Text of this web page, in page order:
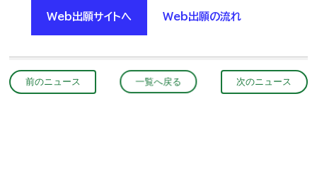
Web出願サイトへ Web出願の流れ
前のニュース 一覧へ戻る 次のニュース